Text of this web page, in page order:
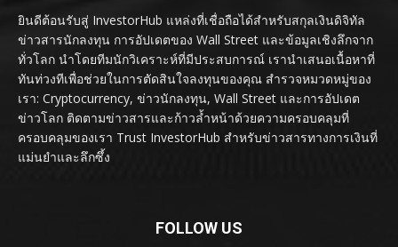
ยินดีต้อนรับสู่ InvestorHub แหล่งที่เชื่อถือได้สำหรับสกุลเงินดิจิทัล
ข่าวสารนักลงทุน การอัปเดตของ Wall Street และข้อมูลเชิงลึกจาก
ทั่วโลก นำโดยทีมนักวิเคราะห์ที่มีประสบการณ์ เรานำเสนอเนื้อหาที่
ทันท่วงทีเพื่อช่วยในการตัดสินใจลงทุนของคุณ สำรวจหมวดหมู่ของ
เรา: Cryptocurrency, ข่าวนักลงทุน, Wall Street และการอัปเดต
ข่าวโลก ติดตามข่าวสารและก้าวล้ำหน้าด้วยความครอบคลุมที่
ครอบคลุมของเรา Trust InvestorHub สำหรับข่าวสารทางการเงินที่
แม่นยำและลึกซึ้ง
FOLLOW US